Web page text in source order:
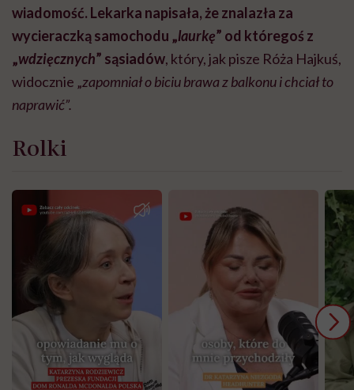
wiadomość. Lekarka napisała, że znalazła za
wycieraczką samochodu „laurkę” od któregoś z
„wdzięcznych” sąsiadów, który, jak pisze Róża Hajkuś,
widocznie „zapomniał o biciu brawa z balkonu i chciał to
naprawić”.
Rolki